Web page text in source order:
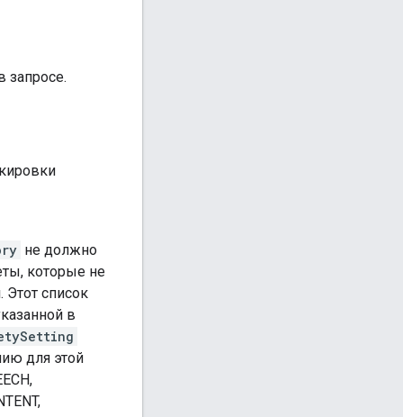
запросе.
не должно
которые не
список
в
для этой